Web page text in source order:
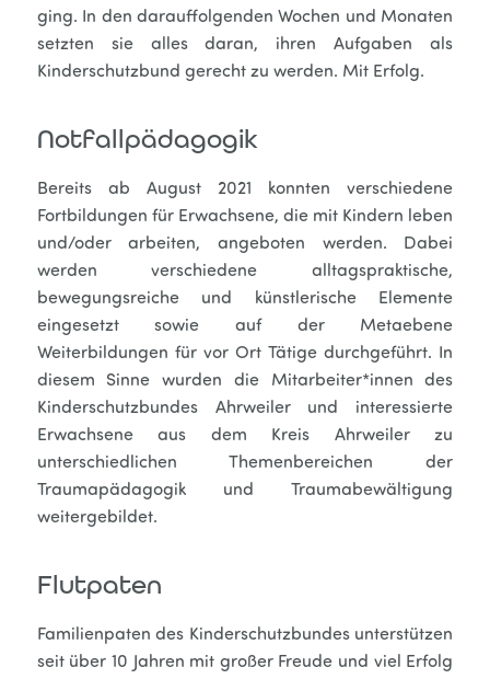
ging. In den darauffolgenden Wochen und Monaten
setzten sie alles daran, ihren Aufgaben als
Kinderschutzbund gerecht zu werden. Mit Erfolg.
Notfallpädagogik
Bereits ab August 2021 konnten verschiedene
Fortbildungen für Erwachsene, die mit Kindern leben
und/oder arbeiten, angeboten werden. Dabei
werden verschiedene alltagspraktische,
bewegungsreiche und künstlerische Elemente
eingesetzt sowie auf der Metaebene
Weiterbildungen für vor Ort Tätige durchgeführt. In
diesem Sinne wurden die Mitarbeiter*innen des
Kinderschutzbundes Ahrweiler und interessierte
Erwachsene aus dem Kreis Ahrweiler zu
unterschiedlichen Themenbereichen der
Traumapädagogik und Traumabewältigung
weitergebildet.
Flutpaten
Familienpaten des Kinderschutzbundes unterstützen
seit über 10 Jahren mit großer Freude und viel Erfolg